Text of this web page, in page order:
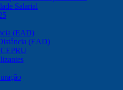
Salarial
(EAD)
(EAD)